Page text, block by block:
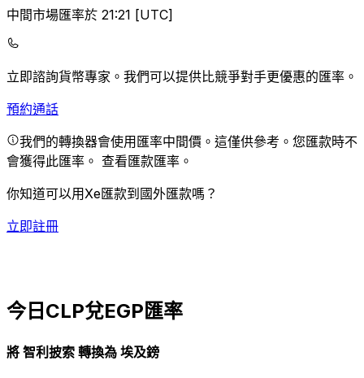
中間市場匯率於 21:21 [UTC]
立即諮詢貨幣專家。 我們可以提供比競爭對手更優惠的匯率。
預約通話
我們的轉換器會使用匯率中間價。這僅供參考。您匯款時不
會獲得此匯率。 查看匯款匯率。
你知道可以用Xe匯款到國外匯款嗎？
立即註冊
今日CLP兌EGP匯率
將 智利披索 轉換為 埃及鎊